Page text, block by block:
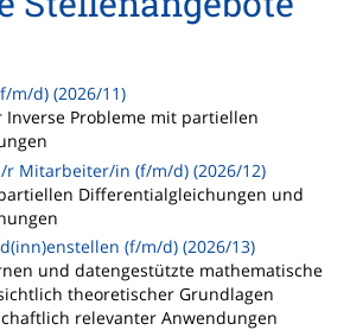
m/d) (2026/11)
Probleme mit partiellen
r Mitarbeiter/in (f/m/d) (2026/12)
Differentialgleichungen und
(f/m/d) (2026/13)
und datengestützte mathematische
theoretischer Grundlagen
relevanter Anwendungen